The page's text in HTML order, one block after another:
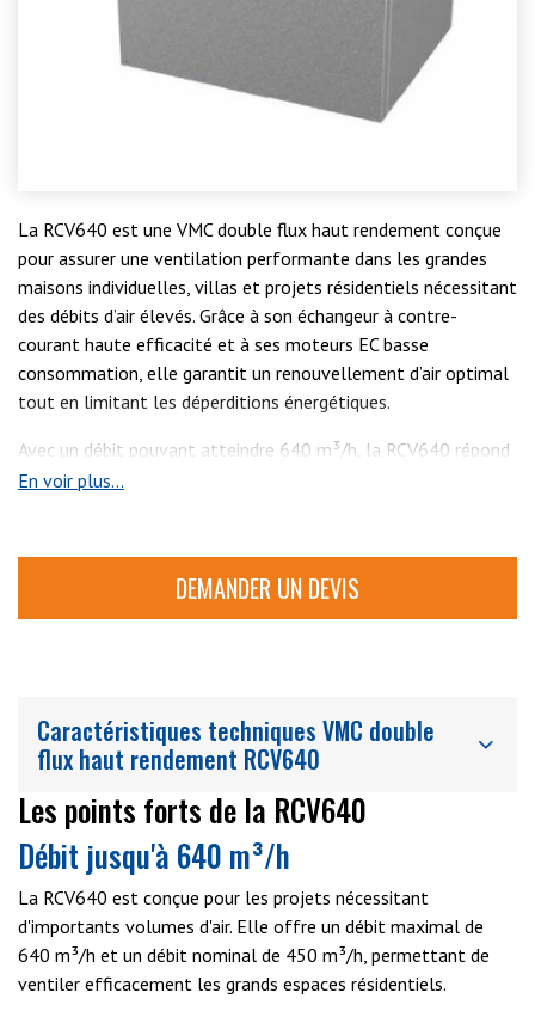
La RCV640 est une VMC double flux haut rendement conçue
pour assurer une ventilation performante dans les grandes
maisons individuelles, villas et projets résidentiels nécessitant
des débits d’air élevés. Grâce à son échangeur à contre-
courant haute efficacité et à ses moteurs EC basse
consommation, elle garantit un renouvellement d’air optimal
tout en limitant les déperditions énergétiques.
Avec un débit pouvant atteindre 640 m³/h, la RCV640 répond
aux besoins des habitations les plus exigeantes en matière de
ventilation mécanique contrôlée
également intégré sur la VMC Double Flux RCV480.
Voir aussi :RCV320,
RCV480,RCC220,HCC260, HCV400,HCV460
HCV700
En voir plus...
DEMANDER UN DEVIS
Caractéristiques techniques VMC double
flux haut rendement RCV640
Les points forts de la RCV640
Débit jusqu'à 640 m³/h
La RCV640 est conçue pour les projets nécessitant
d'importants volumes d'air. Elle offre un débit maximal de
640 m³/h et un débit nominal de 450 m³/h, permettant de
ventiler efficacement les grands espaces résidentiels.